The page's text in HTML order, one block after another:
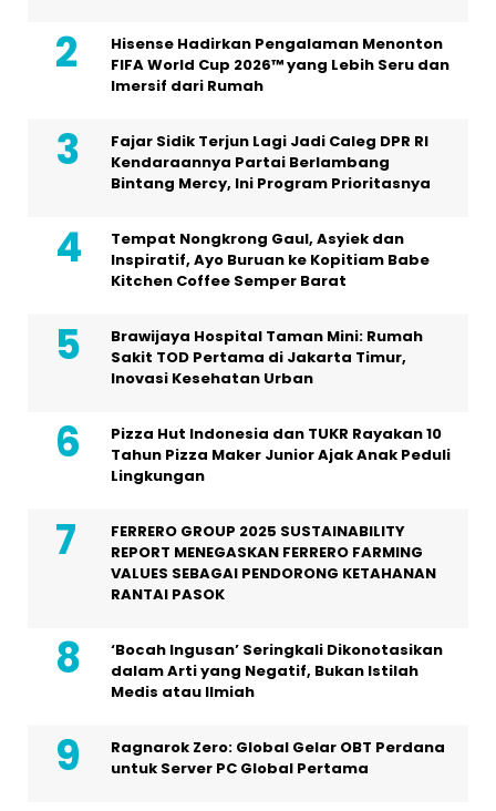
Hisense Hadirkan Pengalaman Menonton
FIFA World Cup 2026™ yang Lebih Seru dan
Imersif dari Rumah
Fajar Sidik Terjun Lagi Jadi Caleg DPR RI
Kendaraannya Partai Berlambang
Bintang Mercy, Ini Program Prioritasnya
Tempat Nongkrong Gaul, Asyiek dan
Inspiratif, Ayo Buruan ke Kopitiam Babe
Kitchen Coffee Semper Barat
Brawijaya Hospital Taman Mini: Rumah
Sakit TOD Pertama di Jakarta Timur,
Inovasi Kesehatan Urban
Pizza Hut Indonesia dan TUKR Rayakan 10
Tahun Pizza Maker Junior Ajak Anak Peduli
Lingkungan
FERRERO GROUP 2025 SUSTAINABILITY
REPORT MENEGASKAN FERRERO FARMING
VALUES SEBAGAI PENDORONG KETAHANAN
RANTAI PASOK
‘Bocah Ingusan’ Seringkali Dikonotasikan
dalam Arti yang Negatif, Bukan Istilah
Medis atau Ilmiah
Ragnarok Zero: Global Gelar OBT Perdana
untuk Server PC Global Pertama